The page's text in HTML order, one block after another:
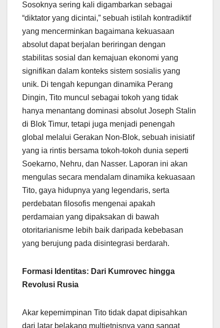
Sosoknya sering kali digambarkan sebagai
“diktator yang dicintai,” sebuah istilah kontradiktif
yang mencerminkan bagaimana kekuasaan
absolut dapat berjalan beriringan dengan
stabilitas sosial dan kemajuan ekonomi yang
signifikan dalam konteks sistem sosialis yang
unik. Di tengah kepungan dinamika Perang
Dingin, Tito muncul sebagai tokoh yang tidak
hanya menantang dominasi absolut Joseph Stalin
di Blok Timur, tetapi juga menjadi penengah
global melalui Gerakan Non-Blok, sebuah inisiatif
yang ia rintis bersama tokoh-tokoh dunia seperti
Soekarno, Nehru, dan Nasser. Laporan ini akan
mengulas secara mendalam dinamika kekuasaan
Tito, gaya hidupnya yang legendaris, serta
perdebatan filosofis mengenai apakah
perdamaian yang dipaksakan di bawah
otoritarianisme lebih baik daripada kebebasan
yang berujung pada disintegrasi berdarah.
Formasi Identitas: Dari Kumrovec hingga
Revolusi Rusia
Akar kepemimpinan Tito tidak dapat dipisahkan
dari latar belakang multietnisnya yang sangat